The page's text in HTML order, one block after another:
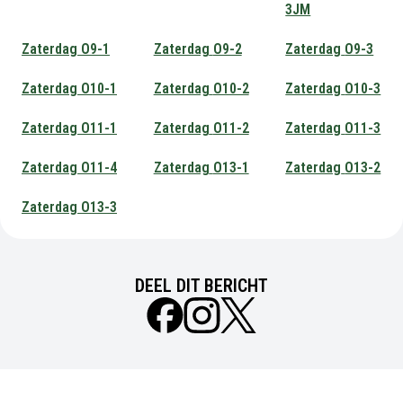
3JM
Zaterdag O9-1 Zaterdag O9-2 Zaterdag O9-3
Zaterdag O10-1 Zaterdag O10-2 Zaterdag O10-3
Zaterdag O11-1 Zaterdag O11-2 Zaterdag O11-3
Zaterdag O11-4 Zaterdag O13-1 Zaterdag O13-2
Zaterdag O13-3
DEEL DIT BERICHT